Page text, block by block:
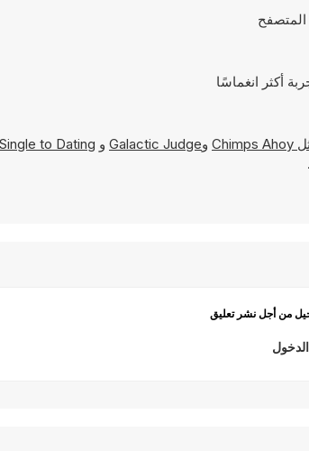
Chimps Ahoy وGalactic Judge و to Dating
من أجل نشر تعليق